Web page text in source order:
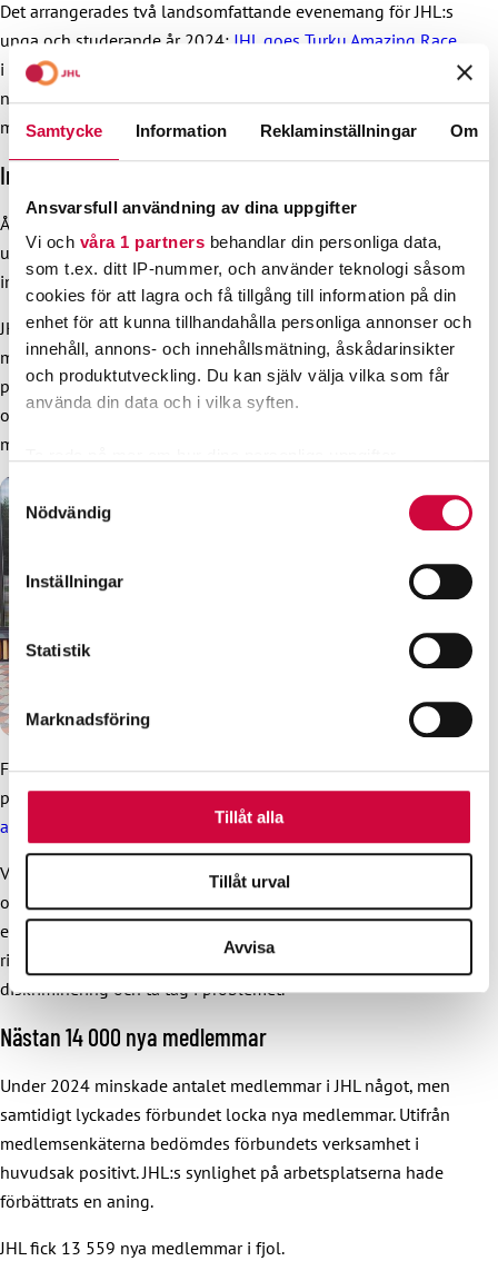
Samtycke Information Reklaminställningar Om
Ansvarsfull användning av dina uppgifter
Vi och våra 1 partners behandlar din personliga data,
som t.ex. ditt IP-nummer, och använder teknologi såsom
cookies för att lagra och få tillgång till information på din
enhet för att kunna tillhandahålla personliga annonser och
innehåll, annons- och innehållsmätning, åskådarinsikter
och produktutveckling. Du kan själv välja vilka som får
använda din data och i vilka syften.
Du kan ändra eller dra tillbaka ditt samtycke när som
Vi använder enhetsidentifierare för att anpassa innehållet
för sociala medier och analysera vår trafik. Vi
vidarebefordrar även sådana identifierare och annan
annons- och analysföretag som vi samarbetar med.
information som du har tillhandahållit eller som de har
Nödvändig
Inställningar
Statistik
Marknadsföring
Tillåt alla
Tillåt urval
Avvisa
Det arrangerades två landsomfattande evenemang för JHL:s
unga och studerande år 2024: JHL goes Turku Amazing Race
i mars 2024 och Operaatio Hälytystila i Gustavelund i
november 2024. I båda evenemangen deltog cirka 80
medlemmar runtom i Finland.
Invandrarverksamhet i rampljuset
År 2024 grundades det åttonde regionala invandrarnätverket
under Uleåborgs regionkontor. Detta innebär att förbundets
invandrarverksamhet i fortsättningen täcker hela landet.
JHL har systematiskt stärkt anskaffningen av medlemmar
med invandrarbakgrund, bland annat genom fast anställda
personer. Antalet medlemmar med invandrarbakgrund har
också ökat med +42 procent till 9 020 medlemmar på
mindre än två år.
Förbundet fick särskilt mycket medieuppmärksamhet och
positiv respons när vidrog oss ur regeringens
antirasismkampanj
under hösten 2024.
Vid linjen för intressebevakning och
organisationsverksamhet utarbetades under hösten
en
riksdagsledamöter. Handboken hjälper känna igen
diskriminering och ta tag i problemet.
Nästan 14 000 nya medlemmar
Under 2024 minskade antalet medlemmar i JHL något, men
samtidigt lyckades förbundet locka nya medlemmar. Utifrån
medlemsenkäterna bedömdes förbundets verksamhet i
huvudsak positivt. JHL:s synlighet på arbetsplatserna hade
förbättrats en aning.
JHL fick 13 559 nya medlemmar i fjol.